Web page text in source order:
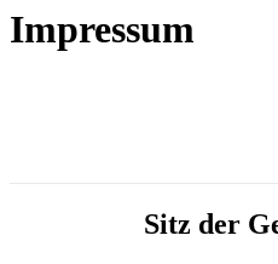
Impressum
Sitz der